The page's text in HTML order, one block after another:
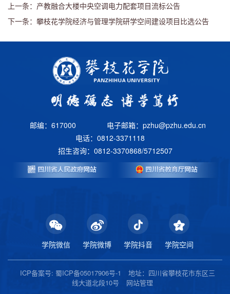
上一条：产教融合大楼中央空调电力配套项目流标公告
下一条：攀枝花学院经济与管理学院研学空间建设项目比选公告
邮编：617000
电子邮箱：pzhu@pzhu.edu.cn
电话：0812-3371118
招生咨询：0812-3370868/5712507
学院微信 学院微博 学院抖音 学院空间
ICP备案号: 蜀ICP备05017906号-1
地址：四川省攀枝花市东区三
线大道北段10号
网站管理